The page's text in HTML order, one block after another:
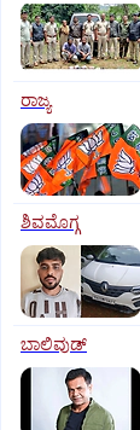
ರಾಜ್ಯ
ಶಿವಮೊಗ್ಗ
ಬಾಲಿವುಡ್‌